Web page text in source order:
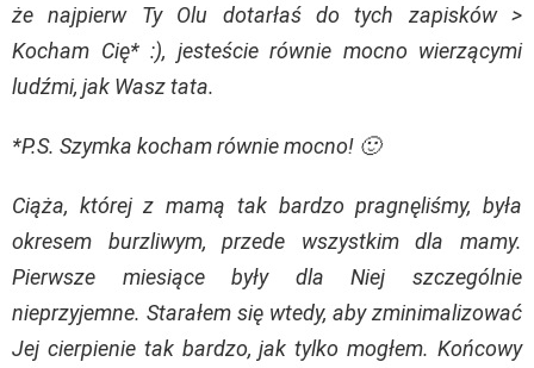
że najpierw Ty Olu dotarłaś do tych zapisków >
Kocham Cię* :), jesteście równie mocno wierzącymi
ludźmi, jak Wasz tata.
*P.S. Szymka kocham równie mocno! 🙂
Ciąża, której z mamą tak bardzo pragnęliśmy, była
okresem burzliwym, przede wszystkim dla mamy.
Pierwsze miesiące były dla Niej szczególnie
nieprzyjemne. Starałem się wtedy, aby zminimalizować
Jej cierpienie tak bardzo, jak tylko mogłem. Końcowy